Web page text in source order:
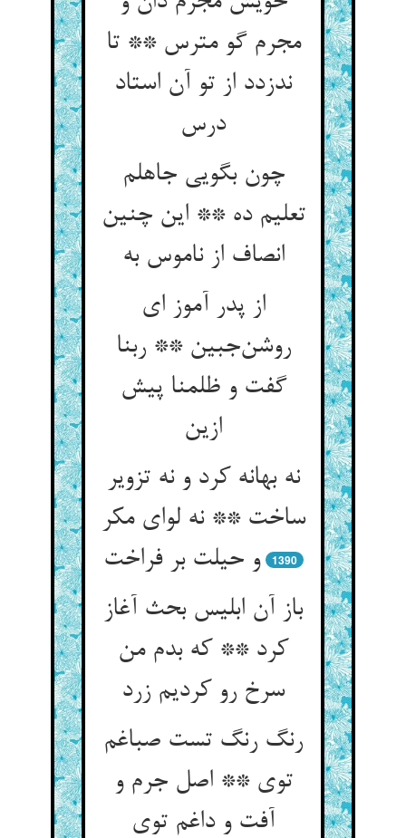
مجرم گو مترس ** تا
ندزدد از تو آن استاد
درس
چون بگویی جاهلم
تعلیم ده ** این چنین
انصاف از ناموس به
از پدر آموز ای
روشن‌جبین ** ربنا
گفت و ظلمنا پیش
ازین
نه بهانه کرد و نه تزویر
ساخت ** نه لوای مکر
و حیلت بر فراخت
1390
باز آن ابلیس بحث آغاز
کرد ** که بدم من
سرخ رو کردیم زرد
رنگ رنگ تست صباغم
توی ** اصل جرم و
آفت و داغم توی